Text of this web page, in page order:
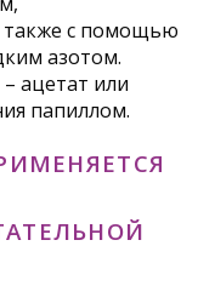
также с помощью
азотом.
ацетат или
папиллом.